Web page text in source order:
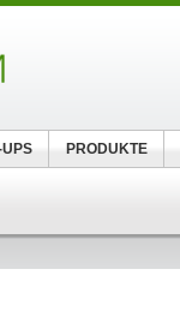
UPS PRODUKTE